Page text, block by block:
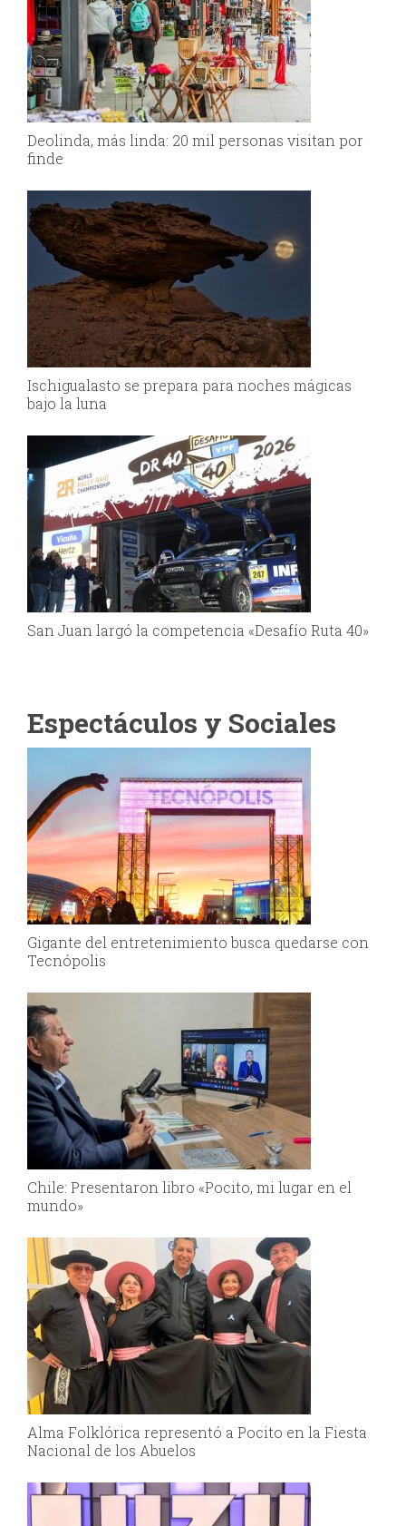
Deolinda, más linda: 20 mil personas visitan por
finde
Ischigualasto se prepara para noches mágicas
bajo la luna
San Juan largó la competencia «Desafío Ruta 40»
Espectáculos y Sociales
Gigante del entretenimiento busca quedarse con
Tecnópolis
Chile: Presentaron libro «Pocito, mi lugar en el
mundo»
Alma Folklórica representó a Pocito en la Fiesta
Nacional de los Abuelos